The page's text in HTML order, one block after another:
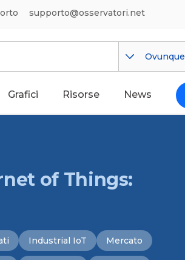
supporto@osservatori.net
Ovunque
Grafici Risorse News
of Things:
Industrial IoT Mercato